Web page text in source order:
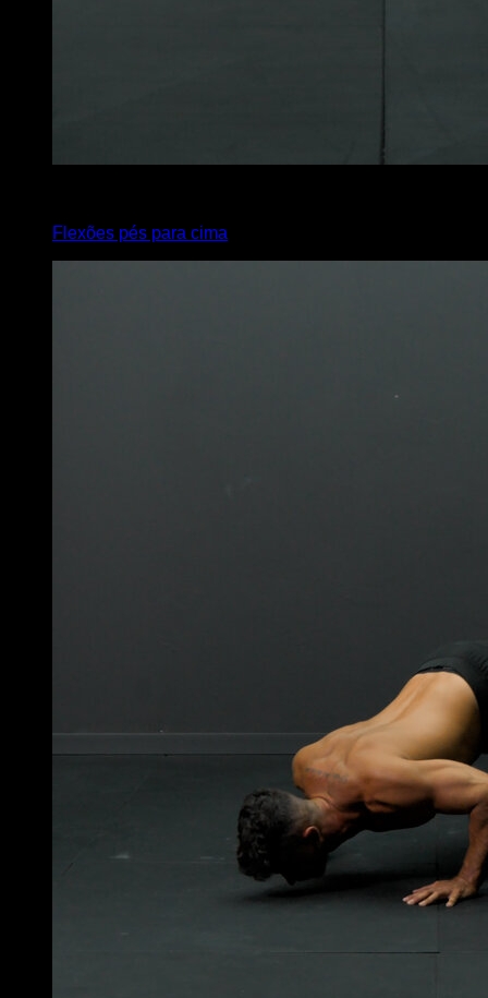
Flexões pés para cima